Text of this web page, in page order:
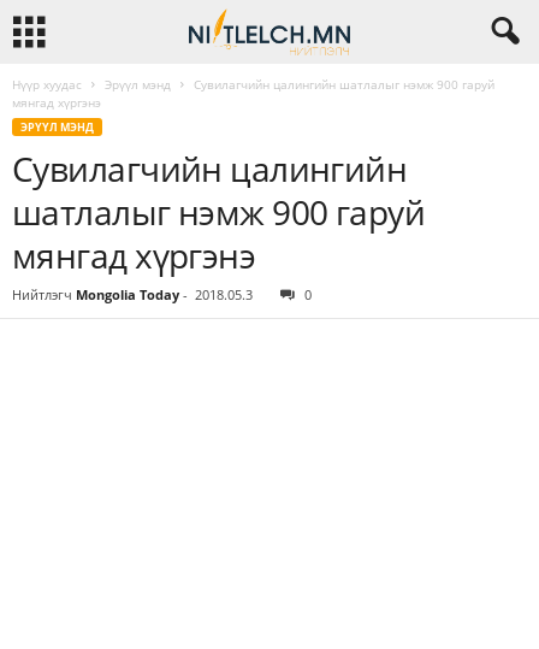
Нүүр хуудас Эрүүл мэнд
Сувилагчийн цалингийн шатлалыг нэмж 900 гаруй
мянгад хүргэнэ
ЭРҮҮЛ МЭНД
Сувилагчийн цалингийн
шатлалыг нэмж 900 гаруй
мянгад хүргэнэ
Нийтлэгч Mongolia Today - 2018.05.3 0